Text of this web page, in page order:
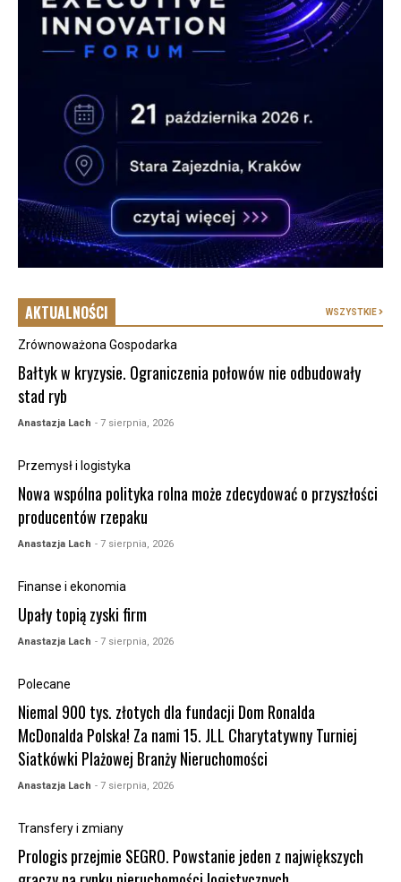
AKTUALNOŚCI WSZYSTKIE
Zrównoważona Gospodarka
Bałtyk w kryzysie. Ograniczenia połowów nie odbudowały
stad ryb
Anastazja Lach - 7 sierpnia, 2026
Przemysł i logistyka
Nowa wspólna polityka rolna może zdecydować o przyszłości
producentów rzepaku
Anastazja Lach - 7 sierpnia, 2026
Finanse i ekonomia
Upały topią zyski firm
Anastazja Lach - 7 sierpnia, 2026
Polecane
Niemal 900 tys. złotych dla fundacji Dom Ronalda
McDonalda Polska! Za nami 15. JLL Charytatywny Turniej
Siatkówki Plażowej Branży Nieruchomości
Anastazja Lach - 7 sierpnia, 2026
Transfery i zmiany
Prologis przejmie SEGRO. Powstanie jeden z największych